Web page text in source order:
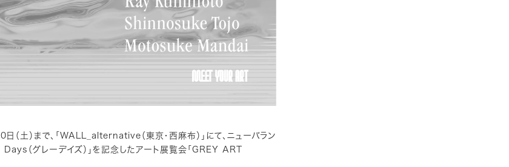
）まで、「WALL_alternative（東京・西麻布）」にて、ニューバラン
（グレーデイズ）」を記念したアート展覧会「GREY ART